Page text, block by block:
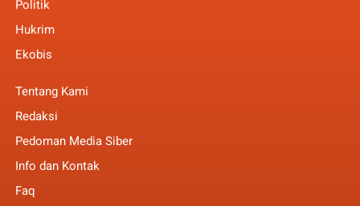
Politik
Hukrim
Ekobis
Tentang Kami
Redaksi
Pedoman Media Siber
Info dan Kontak
Faq